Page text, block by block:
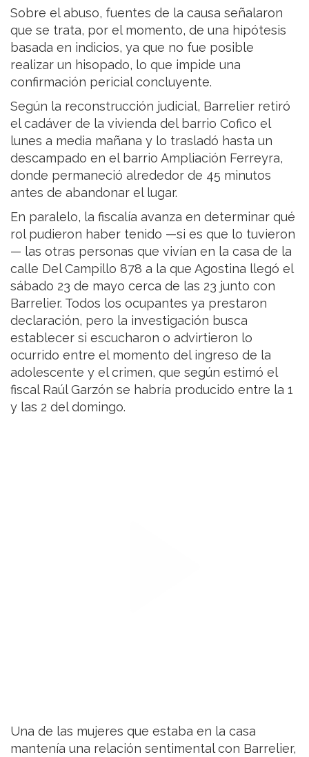
Sobre el abuso, fuentes de la causa señalaron
que se trata, por el momento, de una hipótesis
basada en indicios, ya que no fue posible
realizar un hisopado, lo que impide una
confirmación pericial concluyente.
Según la reconstrucción judicial, Barrelier retiró
el cadáver de la vivienda del barrio Cofico el
lunes a media mañana y lo trasladó hasta un
descampado en el barrio Ampliación Ferreyra,
donde permaneció alrededor de 45 minutos
antes de abandonar el lugar.
En paralelo, la fiscalía avanza en determinar qué
rol pudieron haber tenido —si es que lo tuvieron
— las otras personas que vivían en la casa de la
calle Del Campillo 878 a la que Agostina llegó el
sábado 23 de mayo cerca de las 23 junto con
Barrelier. Todos los ocupantes ya prestaron
declaración, pero la investigación busca
establecer si escucharon o advirtieron lo
ocurrido entre el momento del ingreso de la
adolescente y el crimen, que según estimó el
fiscal Raúl Garzón se habría producido entre la 1
y las 2 del domingo.
Una de las mujeres que estaba en la casa
mantenía una relación sentimental con Barrelier,